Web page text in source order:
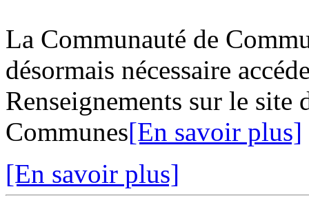
La Communauté de
désormais nécessaire
Renseignements sur le site
Communes[En savoir plus]
[En savoir plus]